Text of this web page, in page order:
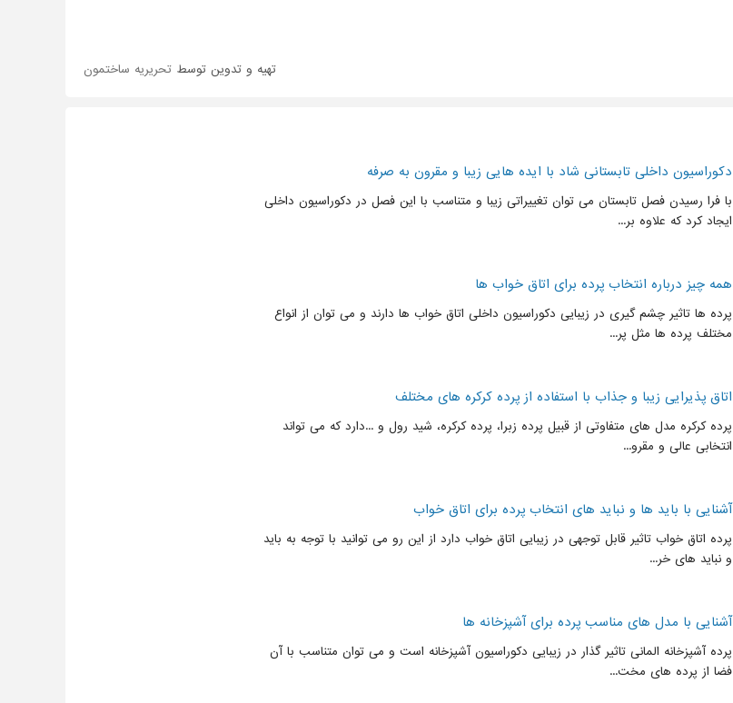
تهیه و تدوین توسط تحریریه ساختمون
دکوراسیون داخلی تابستانی شاد با ایده هایی زیبا و مقرون به صرفه
با فرا رسیدن فصل تابستان می توان تغییراتی زیبا و متناسب با این فصل در دکوراسیون داخلی
ایجاد کرد که علاوه بر...
همه چیز درباره انتخاب پرده برای اتاق خواب ها
پرده ها تاثیر چشم گیری در زیبایی دکوراسیون داخلی اتاق خواب ها دارند و می توان از انواع
مختلف پرده ها مثل پر...
اتاق پذیرایی زیبا و جذاب با استفاده از پرده کرکره های مختلف
پرده کرکره مدل های متفاوتی از قبیل پرده زبرا، پرده کرکره، شید رول و ...دارد که می تواند
انتخابی عالی و مقرو...
آشنایی با باید ها و نباید های انتخاب پرده برای اتاق خواب
پرده اتاق خواب تاثیر قابل توجهی در زیبایی اتاق خواب دارد از این رو می توانید با توجه به باید
و نباید های خر...
آشنایی با مدل های مناسب پرده برای آشپزخانه ها
پرده آشپزخانه المانی تاثیر گذار در زیبایی دکوراسیون آشپزخانه است و می توان متناسب با آن
فضا از پرده های مخت...